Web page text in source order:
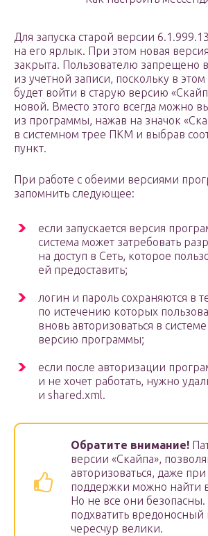
Для запуска старой версии
на его ярлык. При этом новая
закрыта. Пользователю запрещено
из учетной записи, поскольку в этом
будет войти в старую версию
новой. Вместо этого всегда можно
из программы, нажав на значок
в системном трее ПКМ и выбрав
пункт.
При работе с обеими версиями
запомнить следующее:
если запускается версия
система может затребовать
на доступ в Сеть, которое
ей предоставить;
логин и пароль сохраняются в
по истечению которых
вновь авторизоваться в
версию программы;
если после авторизации
и не хочет работать, нужно
и shared.xml.
Обратите внимание!
версии «Скайпа»,
авторизоваться, даже при
поддержки можно найти
Но не все они
подхватить вредоносный
чересчур велики.